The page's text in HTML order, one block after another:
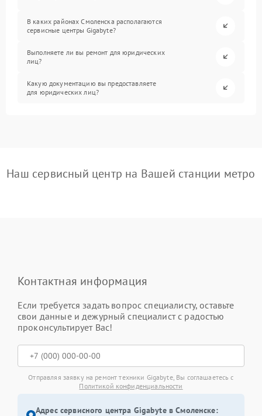
В каких районах Смоленска располагаются
сервисные центры Gigabyte?
Выполняете ли вы ремонт для юридических
лиц?
Какую документацию вы предоставляете
для юридических лиц?
Наш сервисный центр на Вашей станции метро
Контактная информация
Если требуется задать вопрос специалисту, оставьте
свои данные и дежурный специалист с радостью
проконсультирует Вас!
Отправляя заявку на ремонт техники Gigabyte, Вы соглашаетесь с
Политикой конфиденциальности
Адрес сервисного центра Gigabyte в Смоленске: